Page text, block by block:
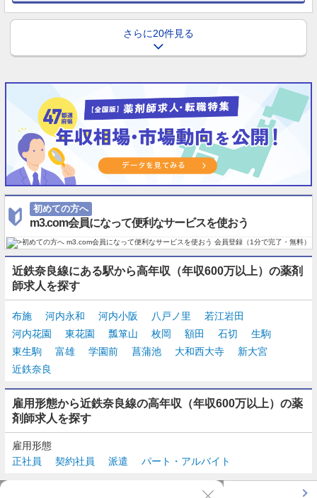
さらに20件見る
初めての方へ
m3.com会員になって便利なサービスを使おう
近鉄奈良線にある駅から高年収（年収600万以上）の薬剤
師求人を探す
布施 河内永和 河内小阪 八戸ノ里
若江岩田
河内花園
東花園 瓢箪山 枚岡 額田 石切
生駒
東生駒
富雄 学園前 菖蒲池 大和西大寺
新大宮
近鉄奈良
雇用形態から近鉄奈良線の高年収（年収600万以上）の薬
剤師求人を探す
雇用形態
正社員
契約社員 派遣 パート・アルバイト